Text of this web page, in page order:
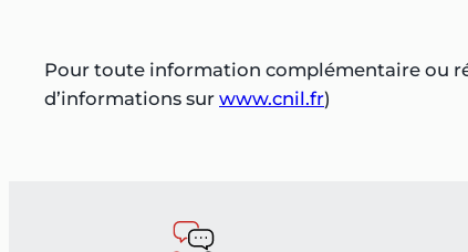
Pour toute information complémentaire ou
d’informations sur www.cnil.fr)